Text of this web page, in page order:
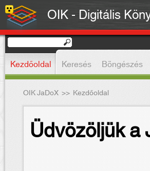
OIK - Digitális
Kezdőoldal Keresés Böngészés
OIK JaDoX >> Kezdőoldal
Üdvözöljük a